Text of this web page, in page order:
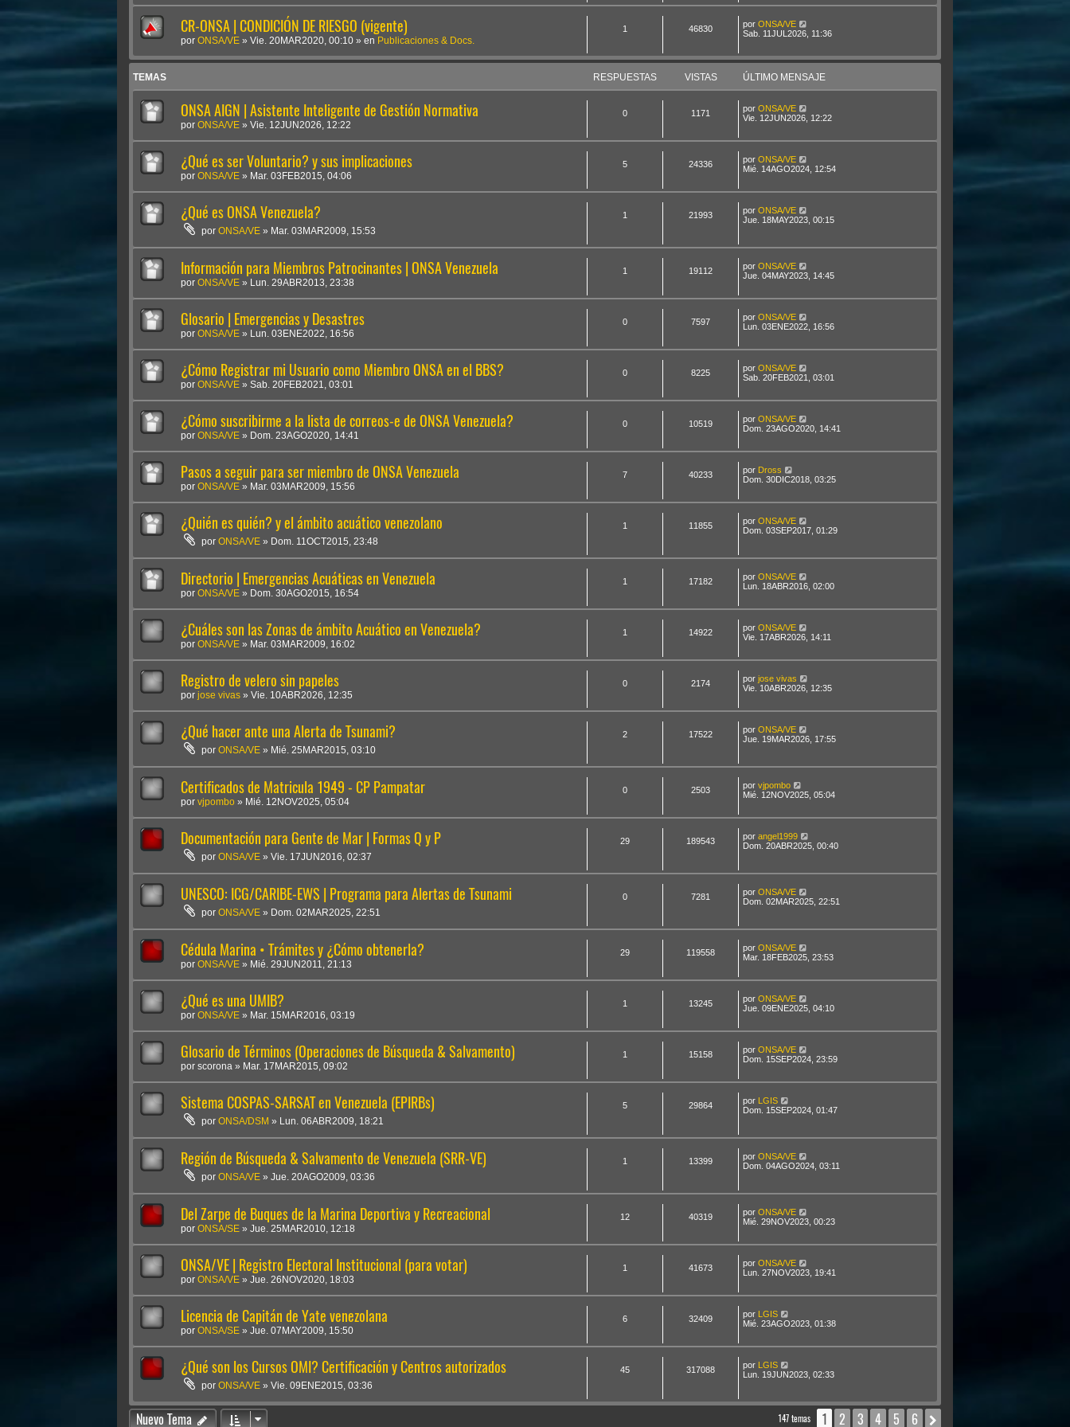
CR-ONSA | CONDICIÓN DE RIESGO (vigente)
por ONSA/VE » Vie. 20MAR2020, 00:10 » en Publicaciones & Docs.
1 46830 por ONSA/VE
Sab. 11JUL2026, 11:36
TEMAS RESPUESTAS VISTAS ÚLTIMO MENSAJE
ONSA AIGN | Asistente Inteligente de Gestión Normativa
por ONSA/VE » Vie. 12JUN2026, 12:22
0 1171 por ONSA/VE
Vie. 12JUN2026, 12:22
¿Qué es ser Voluntario? y sus implicaciones
por ONSA/VE » Mar. 03FEB2015, 04:06
5 24336 por ONSA/VE
Mié. 14AGO2024, 12:54
¿Qué es ONSA Venezuela?
porONSA/VE » Mar. 03MAR2009, 15:53
1 21993 por ONSA/VE
Jue. 18MAY2023, 00:15
Información para Miembros Patrocinantes | ONSA Venezuela
por ONSA/VE » Lun. 29ABR2013, 23:38
1 19112 por ONSA/VE
Jue. 04MAY2023, 14:45
Glosario | Emergencias y Desastres
por ONSA/VE » Lun. 03ENE2022, 16:56
0 7597 por ONSA/VE
Lun. 03ENE2022, 16:56
¿Cómo Registrar mi Usuario como Miembro ONSA en el BBS?
por ONSA/VE » Sab. 20FEB2021, 03:01
0 8225 por ONSA/VE
Sab. 20FEB2021, 03:01
¿Cómo suscribirme a la lista de correos-e de ONSA Venezuela?
por ONSA/VE » Dom. 23AGO2020, 14:41
0 10519 por ONSA/VE
Dom. 23AGO2020, 14:41
Pasos a seguir para ser miembro de ONSA Venezuela
por ONSA/VE » Mar. 03MAR2009, 15:56
7 40233 por Dross
Dom. 30DIC2018, 03:25
¿Quién es quién? y el ámbito acuático venezolano
porONSA/VE » Dom. 11OCT2015, 23:48
1 11855 por ONSA/VE
Dom. 03SEP2017, 01:29
Directorio | Emergencias Acuáticas en Venezuela
por ONSA/VE » Dom. 30AGO2015, 16:54
1 17182 por ONSA/VE
Lun. 18ABR2016, 02:00
¿Cuáles son las Zonas de ámbito Acuático en Venezuela?
por ONSA/VE » Mar. 03MAR2009, 16:02
1 14922 por ONSA/VE
Vie. 17ABR2026, 14:11
Registro de velero sin papeles
por jose vivas » Vie. 10ABR2026, 12:35
0 2174 por jose vivas
Vie. 10ABR2026, 12:35
¿Qué hacer ante una Alerta de Tsunami?
porONSA/VE » Mié. 25MAR2015, 03:10
2 17522 por ONSA/VE
Jue. 19MAR2026, 17:55
Certificados de Matricula 1949 - CP Pampatar
por vjpombo » Mié. 12NOV2025, 05:04
0 2503 por vjpombo
Mié. 12NOV2025, 05:04
Documentación para Gente de Mar | Formas Q y P
porONSA/VE »Vie. 17JUN2016, 02:37
29 189543 por angel1999
Dom. 20ABR2025, 00:40
UNESCO: ICG/CARIBE-EWS | Programa para Alertas de Tsunami
porONSA/VE » Dom. 02MAR2025, 22:51
0 7281 por ONSA/VE
Dom. 02MAR2025, 22:51
Cédula Marina • Trámites y ¿Cómo obtenerla?
por ONSA/VE » Mié. 29JUN2011, 21:13
29 119558 por ONSA/VE
Mar. 18FEB2025, 23:53
¿Qué es una UMIB?
por ONSA/VE » Mar. 15MAR2016, 03:19
1 13245 por ONSA/VE
Jue. 09ENE2025, 04:10
Glosario de Términos (Operaciones de Búsqueda & Salvamento)
por scorona » Mar. 17MAR2015, 09:02
1 15158 por ONSA/VE
Dom. 15SEP2024, 23:59
Sistema COSPAS-SARSAT en Venezuela (EPIRBs)
porONSA/DSM » Lun. 06ABR2009, 18:21
5 29864 por LGIS
Dom. 15SEP2024, 01:47
Región de Búsqueda & Salvamento de Venezuela (SRR-VE)
porONSA/VE »Jue. 20AGO2009, 03:36
1 13399 por ONSA/VE
Dom. 04AGO2024, 03:11
Del Zarpe de Buques de la Marina Deportiva y Recreacional
por ONSA/SE » Jue. 25MAR2010, 12:18
12 40319 por ONSA/VE
Mié. 29NOV2023, 00:23
ONSA/VE | Registro Electoral Institucional (para votar)
por ONSA/VE » Jue. 26NOV2020, 18:03
1 41673 por ONSA/VE
Lun. 27NOV2023, 19:41
Licencia de Capitán de Yate venezolana
por ONSA/SE » Jue. 07MAY2009, 15:50
6 32409 por LGIS
Mié. 23AGO2023, 01:38
¿Qué son los Cursos OMI? Certificación y Centros autorizados
porONSA/VE »Vie. 09ENE2015, 03:36
45 317088 por LGIS
Lun. 19JUN2023, 02:33
Nuevo Tema 147 temas 1 2 3 4 5 6